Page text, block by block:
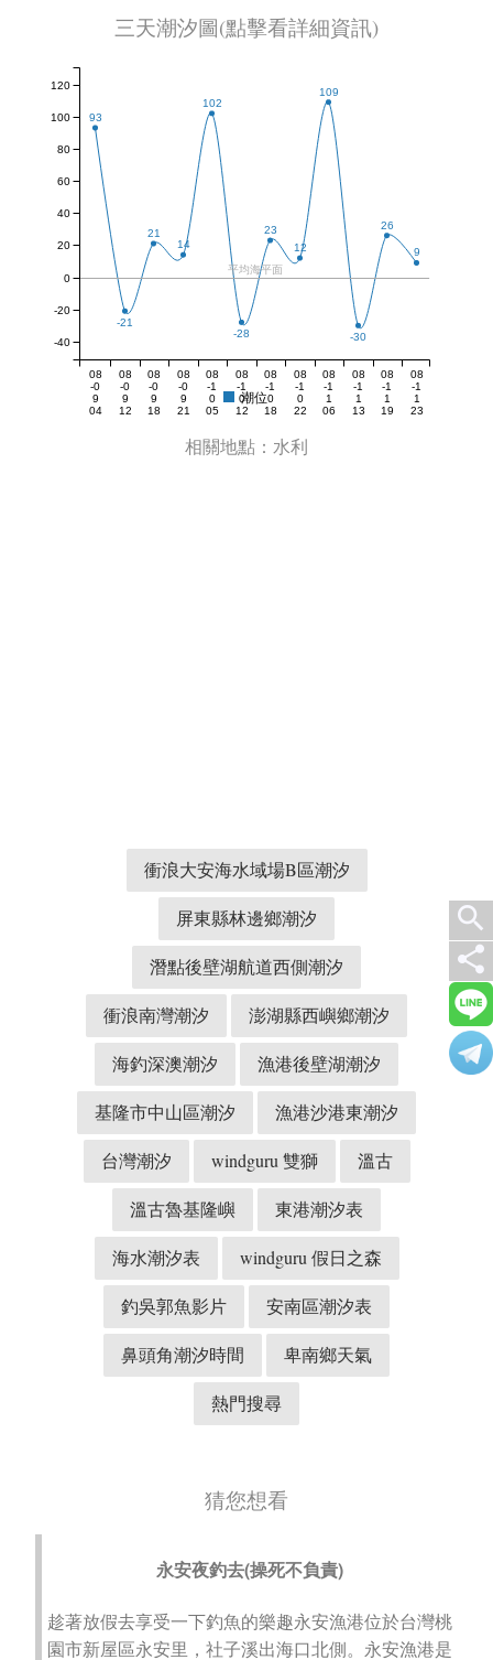
三天潮汐圖(點擊看詳細資訊)
93
-21
21
14
102
-28
23
12
109
-30
26
9
平均海平面
08
-0
9
04
08
-0
9
12
08
-0
9
18
08
-0
9
21
08
-1
0
05
08
-1
0
12
08
-1
0
18
08
-1
0
22
08
-1
1
06
08
-1
1
13
08
-1
1
19
08
-1
1
23
-40
-20
0
20
40
60
80
100
120
潮位
相關地點：水利
衝浪大安海水域場B區潮汐
屏東縣林邊鄉潮汐
潛點後壁湖航道西側潮汐
衝浪南灣潮汐 澎湖縣西嶼鄉潮汐
海釣深澳潮汐 漁港後壁湖潮汐
基隆市中山區潮汐 漁港沙港東潮汐
台灣潮汐 windguru 雙獅 溫古
溫古魯基隆嶼 東港潮汐表
海水潮汐表 windguru 假日之森
釣吳郭魚影片 安南區潮汐表
鼻頭角潮汐時間 卑南鄉天氣
熱門搜尋
猜您想看
永安夜釣去(操死不負責)
趁著放假去享受一下釣魚的樂趣永安漁港位於台灣桃
園市新屋區永安里，社子溪出海口北側。永安漁港是
search
share